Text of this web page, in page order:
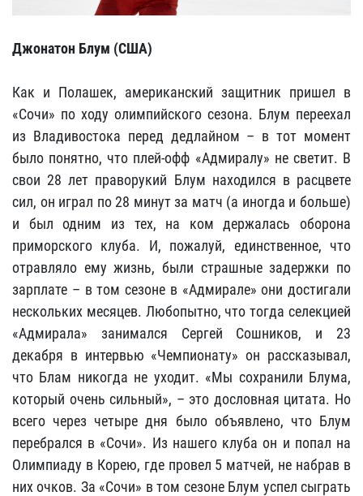
Джонатон Блум (США)
Как и Полашек, американский защитник пришел в
«Сочи» по ходу олимпийского сезона. Блум переехал
из Владивостока перед дедлайном – в тот момент
было понятно, что плей-офф «Адмиралу» не светит. В
свои 28 лет праворукий Блум находился в расцвете
сил, он играл по 28 минут за матч (а иногда и больше)
и был одним из тех, на ком держалась оборона
приморского клуба. И, пожалуй, единственное, что
отравляло ему жизнь, были страшные задержки по
зарплате – в том сезоне в «Адмирале» они достигали
нескольких месяцев. Любопытно, что тогда селекцией
«Адмирала» занимался Сергей Сошников, и 23
декабря в интервью «Чемпионату» он рассказывал,
что Блам никогда не уходит. «Мы сохранили Блума,
который очень сильный», – это дословная цитата. Но
всего через четыре дня было объявлено, что Блум
перебрался в «Сочи». Из нашего клуба он и попал на
Олимпиаду в Корею, где провел 5 матчей, не набрав в
них очков. За «Сочи» в том сезоне Блум успел сыграть